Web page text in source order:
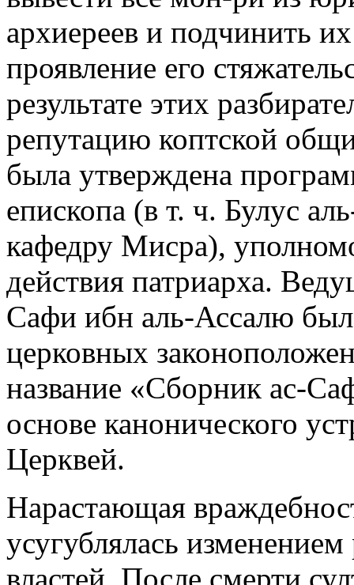
архиереев и подчинить
проявление его
результате этих
репутацию коптской
была утверждена
епископа (в т. ч. Булус
кафедру Мисра),
действия патриарха.
Сафи ибн аль-Ассалю
церковных
название «Сборник ас-
основе канонического
Церквей.
Нарастающая
усугублялась
властей. После смерти